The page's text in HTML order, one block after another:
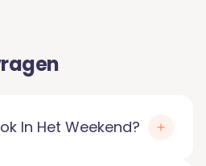
In Het Weekend?